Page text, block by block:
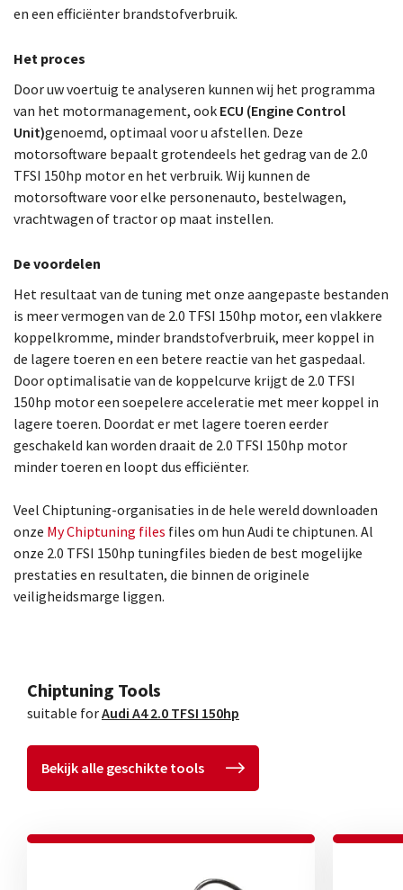
en een efficiënter brandstofverbruik.
Het proces
Door uw voertuig te analyseren kunnen wij het programma
van het motormanagement, ook ECU (Engine Control
Unit)genoemd, optimaal voor u afstellen. Deze
motorsoftware bepaalt grotendeels het gedrag van de 2.0
TFSI 150hp motor en het verbruik. Wij kunnen de
motorsoftware voor elke personenauto, bestelwagen,
vrachtwagen of tractor op maat instellen.
De voordelen
Het resultaat van de tuning met onze aangepaste bestanden
is meer vermogen van de 2.0 TFSI 150hp motor, een vlakkere
koppelkromme, minder brandstofverbruik, meer koppel in
de lagere toeren en een betere reactie van het gaspedaal.
Door optimalisatie van de koppelcurve krijgt de 2.0 TFSI
150hp motor een soepelere acceleratie met meer koppel in
lagere toeren. Doordat er met lagere toeren eerder
geschakeld kan worden draait de 2.0 TFSI 150hp motor
minder toeren en loopt dus efficiënter.
Veel Chiptuning-organisaties in de hele wereld downloaden
onze My Chiptuning files files om hun Audi te chiptunen. Al
onze 2.0 TFSI 150hp tuningfiles bieden de best mogelijke
prestaties en resultaten, die binnen de originele
veiligheidsmarge liggen.
Chiptuning Tools
suitable forAudi A4 2.0 TFSI 150hp
Bekijk alle geschikte tools